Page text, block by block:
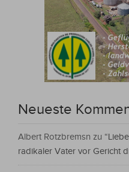
Neueste
Albert Rotzbremsn zu
radikaler Vater vor Gericht